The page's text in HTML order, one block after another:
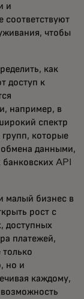
и
соответствуют
чтобы
как
доступ к
например, в
спектр
которые
обмена данными,
API
малый бизнес в
рост с
доступных
платежей,
но и
каждому,